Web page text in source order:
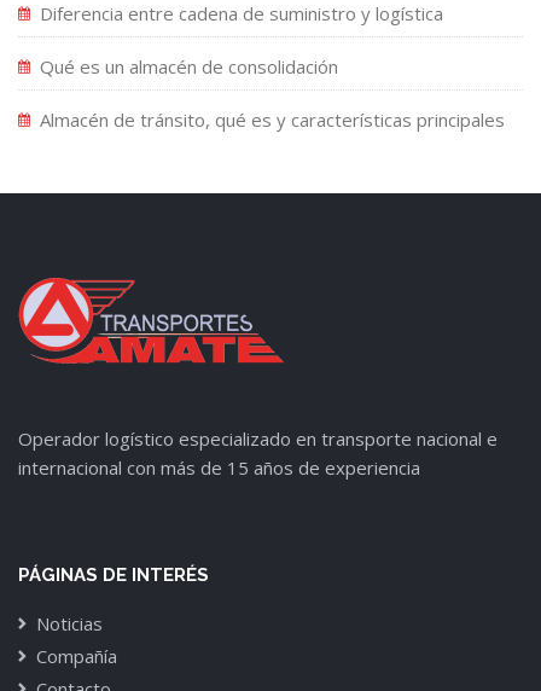
Diferencia entre cadena de suministro y logística
Qué es un almacén de consolidación
Almacén de tránsito, qué es y características principales
Operador logístico especializado en transporte nacional e
internacional con más de 15 años de experiencia
PÁGINAS DE INTERÉS
Noticias
Compañía